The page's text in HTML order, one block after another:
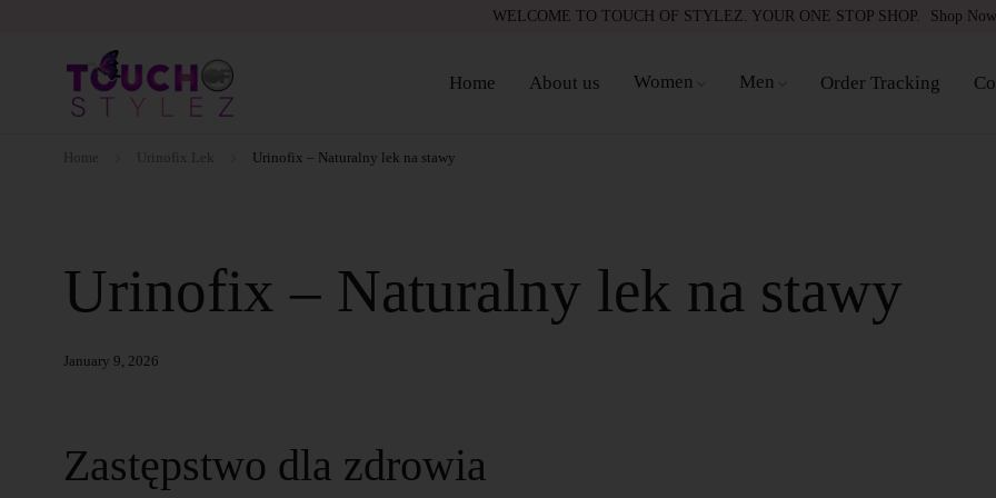
WELCOME TO TOUCH OF STYLEZ. YOUR ONE STOP SHOP. Shop Now
Home About us Women Men Order Tracking
Home Urinofix Lek Urinofix – Naturalny lek na stawy
Urinofix – Naturalny lek na stawy
January 9, 2026
Zastępstwo dla zdrowia